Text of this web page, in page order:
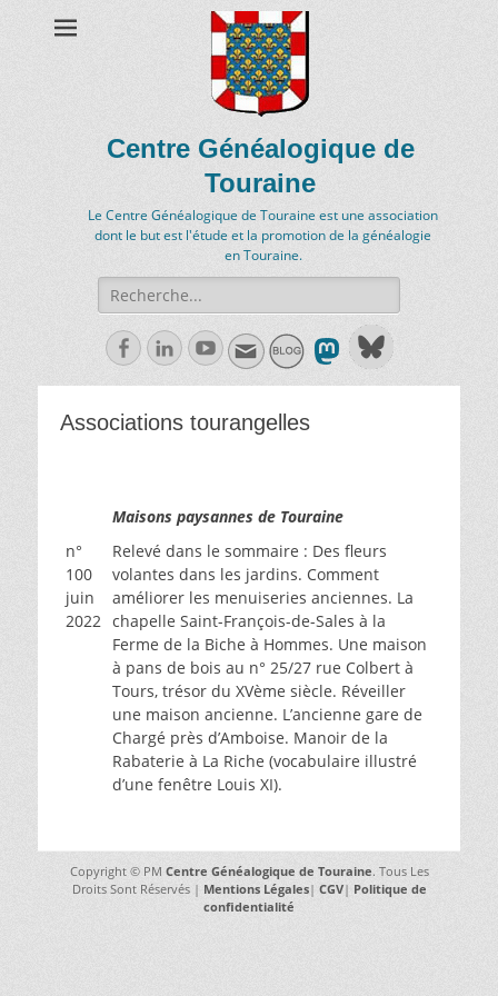
Centre Généalogique de
Touraine
Le Centre Généalogique de Touraine est une association
dont le but est l'étude et la promotion de la généalogie
en Touraine.
Recherche
de:
FacebookLinkedln
Youtube
Associations tourangelles
Maisons paysannes de Touraine
n°
100
juin
2022
Relevé dans le sommaire : Des fleurs
volantes dans les jardins. Comment
améliorer les menuiseries anciennes. La
chapelle Saint-François-de-Sales à la
Ferme de la Biche à Hommes. Une maison
à pans de bois au n° 25/27 rue Colbert à
Tours, trésor du XVème siècle. Réveiller
une maison ancienne. L’ancienne gare de
Chargé près d’Amboise. Manoir de la
Rabaterie à La Riche (vocabulaire illustré
d’une fenêtre Louis XI).
Copyright © PM Centre Généalogique de Touraine. Tous Les
Droits Sont Réservés | Mentions Légales| CGV| Politique de
confidentialité